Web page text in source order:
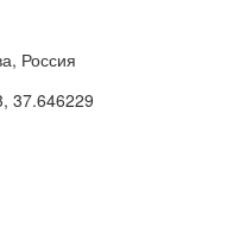
Россия
, 37.646229